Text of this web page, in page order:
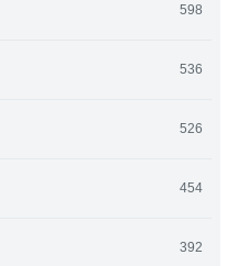
598
536
526
454
392